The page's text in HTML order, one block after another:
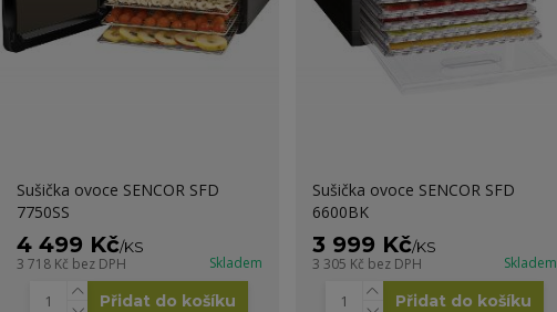
Sušička ovoce SENCOR SFD
7750SS
4 499 Kč/KS
3 718 Kč bez DPH Skladem
Přidat do košíku
Sušička ovoce SENCOR SFD
6600BK
3 999 Kč/KS
3 305 Kč bez DPH Skladem
Přidat do košíku